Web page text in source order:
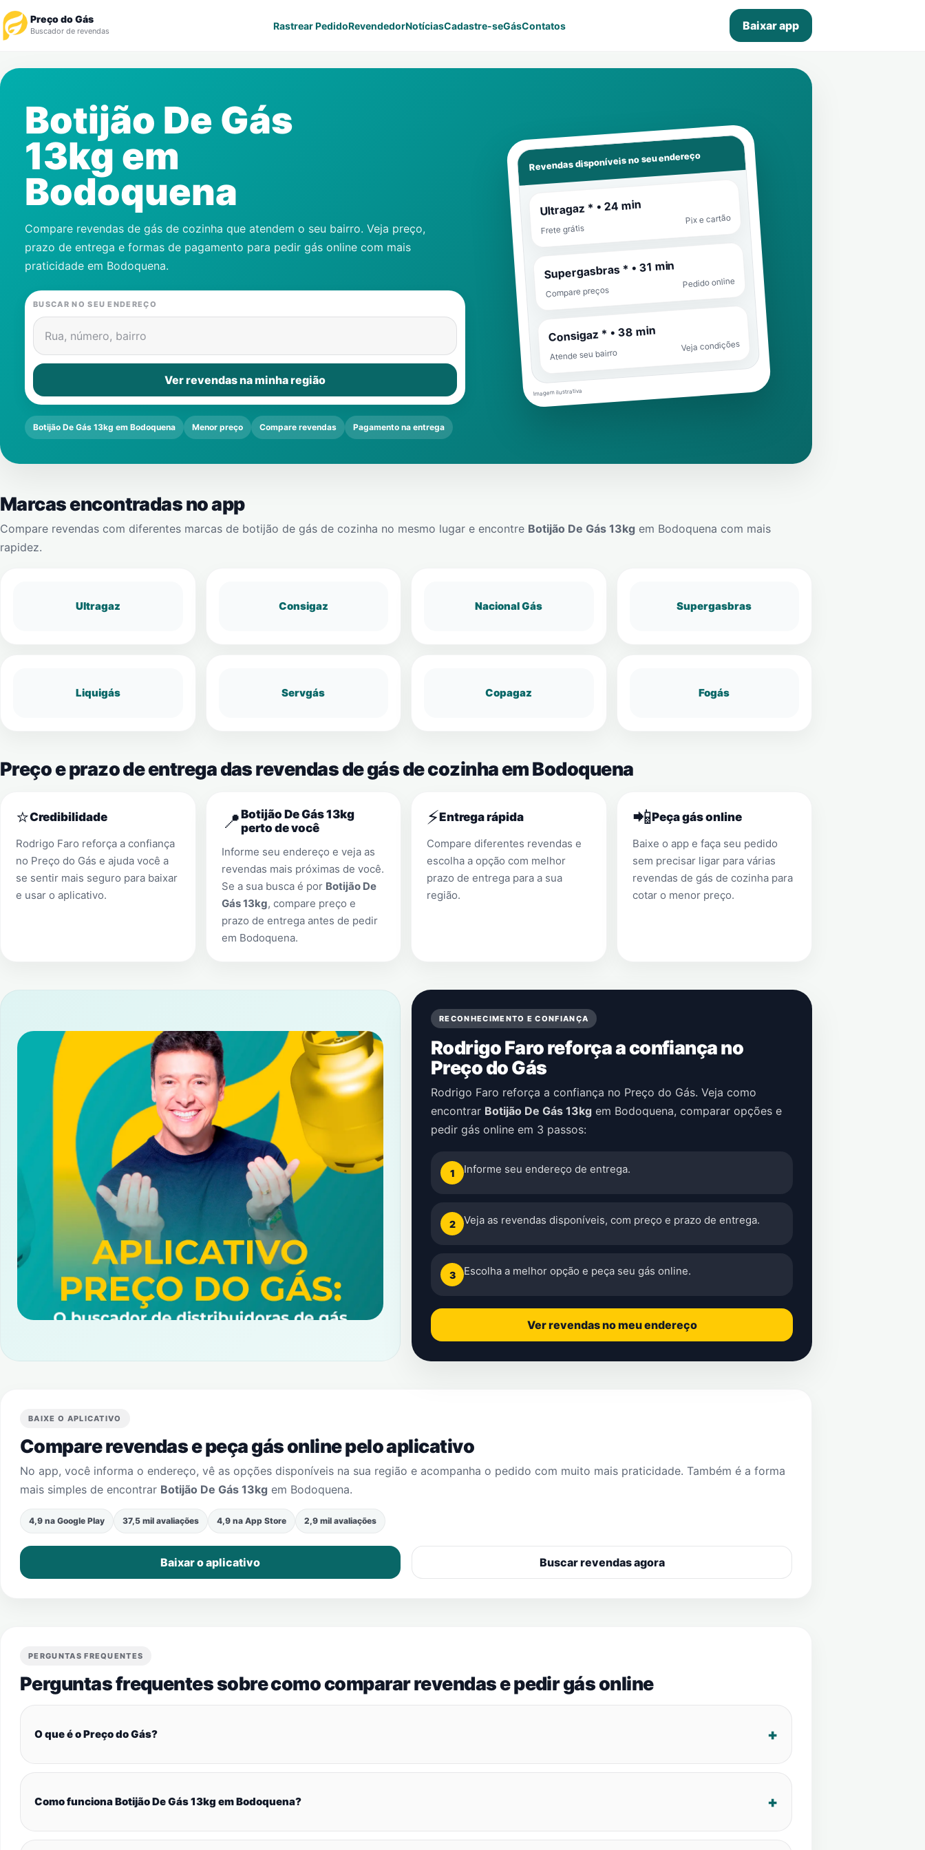
Preço do Gás
Buscador de revendas Rastrear PedidoRevendedorNotíciasCadastre-seGásContatos Baixar app
Revendedor
Notícias
Cadastre-se
Contatos
Botijão De Gás
13kg em
Bodoquena
Compare revendas de gás de cozinha que atendem o seu bairro. Veja preço,
prazo de entrega e formas de pagamento para pedir gás online com mais
praticidade em Bodoquena.
BUSCAR NO SEU ENDEREÇO
Rua, número, bairro
Ver revendas na minha região
Botijão De Gás 13kg em Bodoquena Menor preço Compare revendas Pagamento na entrega
Revendas disponíveis no seu endereço
Ultragaz * • 24 min
Frete grátis
Pix e cartão
Supergasbras * • 31 min
Compare preços
Pedido online
Consigaz * • 38 min
Atende seu bairro
Veja condições
Imagem ilustrativa
Marcas encontradas no app
Compare revendas com diferentes marcas de botijão de gás de cozinha no mesmo lugar e encontre Botijão De Gás 13kg em Bodoquena com mais
rapidez.
Ultragaz Consigaz Nacional Gás Supergasbras
Liquigás Servgás Copagaz Fogás
Preço e prazo de entrega das revendas de gás de cozinha em Bodoquena
⭐Credibilidade
Rodrigo Faro reforça a confiança
no Preço do Gás e ajuda você a
se sentir mais seguro para baixar
e usar o aplicativo.
📍Botijão De Gás 13kg
perto de você
Informe seu endereço e veja as
revendas mais próximas de você.
Se a sua busca é por Botijão De
Gás 13kg, compare preço e
prazo de entrega antes de pedir
em Bodoquena.
⚡Entrega rápida
Compare diferentes revendas e
escolha a opção com melhor
prazo de entrega para a sua
região.
📲Peça gás online
Baixe o app e faça seu pedido
sem precisar ligar para várias
revendas de gás de cozinha para
cotar o menor preço.
RECONHECIMENTO E CONFIANÇA
Rodrigo Faro reforça a confiança no
Preço do Gás
Rodrigo Faro reforça a confiança no Preço do Gás. Veja como
encontrar Botijão De Gás 13kg em Bodoquena, comparar opções e
pedir gás online em 3 passos:
1 Informe seu endereço de entrega.
2 Veja as revendas disponíveis, com preço e prazo de entrega.
3 Escolha a melhor opção e peça seu gás online.
Ver revendas no meu endereço
BAIXE O APLICATIVO
Compare revendas e peça gás online pelo aplicativo
No app, você informa o endereço, vê as opções disponíveis na sua região e acompanha o pedido com muito mais praticidade. Também é a forma
mais simples de encontrar Botijão De Gás 13kg em Bodoquena.
4,9 na Google Play 37,5 mil avaliações 4,9 na App Store 2,9 mil avaliações
Baixar o aplicativo Buscar revendas agora
PERGUNTAS FREQUENTES
Perguntas frequentes sobre como comparar revendas e pedir gás online
O que é o Preço do Gás?
Como funciona Botijão De Gás 13kg em Bodoquena?